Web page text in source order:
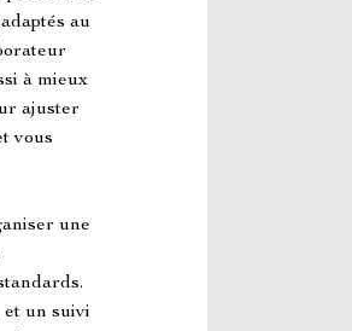
au
à mieux
ajuster
vous
une
un suivi